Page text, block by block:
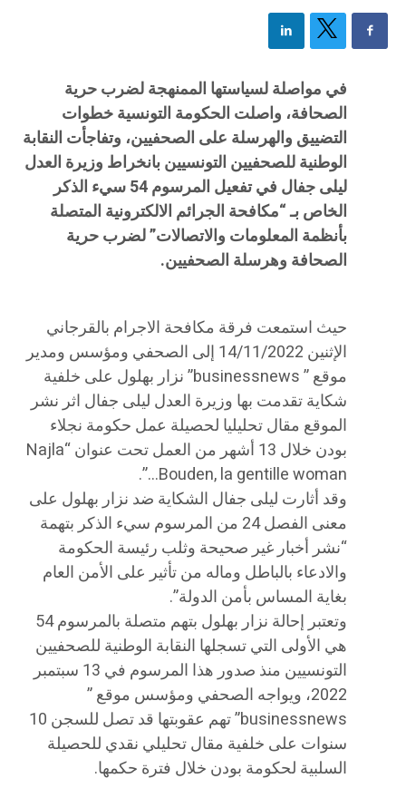
في مواصلة لسياستها الممنهجة لضرب حرية
الصحافة، واصلت الحكومة التونسية خطوات
التضييق والهرسلة على الصحفيين، وتفاجأت النقابة
الوطنية للصحفيين التونسيين بانخراط وزيرة العدل
ليلى جفال في تفعيل المرسوم 54 سيء الذكر
الخاص بـ “مكافحة الجرائم الالكترونية المتصلة
بأنظمة المعلومات والاتصالات” لضرب حرية
الصحافة وهرسلة الصحفيين.
حيث استمعت فرقة مكافحة الاجرام بالقرجاني
الإثنين 14/11/2022 إلى الصحفي ومؤسس ومدير
موقع ” businessnews” نزار بهلول على خلفية
شكاية تقدمت بها وزيرة العدل ليلى جفال اثر نشر
الموقع مقال تحليليا لحصيلة عمل حكومة نجلاء
بودن خلال 13 أشهر من العمل تحت عنوان “Najla
Bouden, la gentille woman…”.
وقد أثارت ليلى جفال الشكاية ضد نزار بهلول على
معنى الفصل 24 من المرسوم سيء الذكر بتهمة
“نشر أخبار غير صحيحة وثلب رئيسة الحكومة
والادعاء بالباطل وماله من تأثير على الأمن العام
بغاية المساس بأمن الدولة”.
وتعتبر إحالة نزار بهلول بتهم متصلة بالمرسوم 54
هي الأولى التي تسجلها النقابة الوطنية للصحفيين
التونسيين منذ صدور هذا المرسوم في 13 سبتمبر
2022، ويواجه الصحفي ومؤسس موقع ”
businessnews” تهم عقوبتها قد تصل للسجن 10
سنوات على خلفية مقال تحليلي نقدي للحصيلة
السلبية لحكومة بودن خلال فترة حكمها.